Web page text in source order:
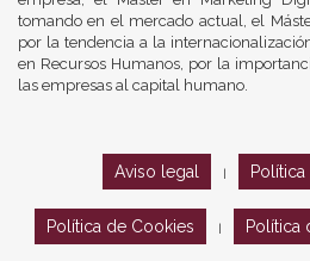
tomando en el mercado actual, el
por la tendencia a la
en Recursos Humanos, por la
las empresas al capital humano.
Aviso legal
Política de Cookies Política